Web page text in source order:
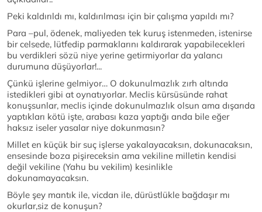
Peki kaldırıldı mı, kaldırılması için bir çalışma yapıldı mı?
Para –pul, ödenek, maliyeden tek kuruş istenmeden, istenirse
bir celsede, lütfedip parmaklarını kaldırarak yapabilecekleri
bu verdikleri sözü niye yerine getirmiyorlar da yalancı
durumuna düşüyorlar!...
Çünkü işlerine gelmiyor… O dokunulmazlık zırh altında
istedikleri gibi at oynatıyorlar. Meclis kürsüsünde rahat
konuşsunlar, meclis içinde dokunulmazlık olsun ama dışarıda
yaptıkları kötü işte, arabası kaza yaptığı anda bile eğer
haksız iseler yasalar niye dokunmasın?
Millet en küçük bir suç işlerse yakalayacaksın, dokunacaksın,
ensesinde boza pişireceksin ama vekiline milletin kendisi
değil vekiline (Yahu bu vekilim) kesinlikle
dokunamayacaksın.
Böyle şey mantık ile, vicdan ile, dürüstlükle bağdaşır mı
okurlar,siz de konuşun?